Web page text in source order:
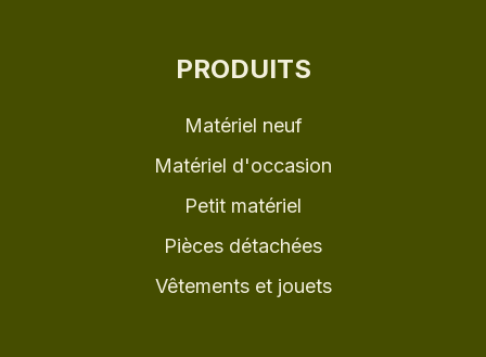
PRODUITS
Matériel neuf
Matériel d'occasion
Petit matériel
Pièces détachées
Vêtements et jouets